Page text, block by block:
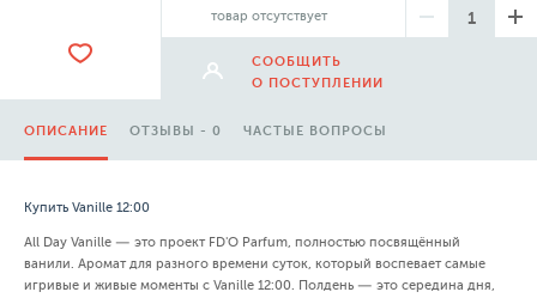
товар отсутствует
СООБЩИТЬ
О ПОСТУПЛЕНИИ
ОПИСАНИЕ ОТЗЫВЫ - 0 ЧАСТЫЕ ВОПРОСЫ
Купить Vanille 12:00
All Day Vanille — это проект FD'O Parfum, полностью посвящённый
ванили. Аромат для разного времени суток, который воспевает самые
игривые и живые моменты с Vanille 12:00. Полдень — это середина дня,